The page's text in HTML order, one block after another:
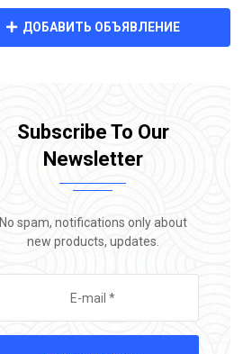
ДОБАВИТЬ ОБЪЯВЛЕНИЕ
Subscribe To Our
Newsletter
No spam, notifications only about
new products, updates.